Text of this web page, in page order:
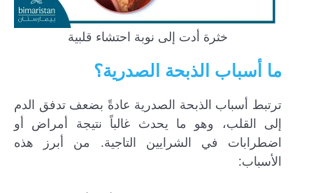
خثرة أدت إلى نوبة احتشاء قلبية
ما أسباب الذبحة الصدرية؟
ترتبط أسباب الذبحة الصدرية عادةً بضعف تدفق الدم
إلى القلب، وهو ما يحدث غالباً نتيجة أمراض أو
اضطرابات في الشرايين التاجية. من أبرز هذه
الأسباب: